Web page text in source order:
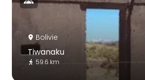
Bolivie
Tiwanaku
59.6 km